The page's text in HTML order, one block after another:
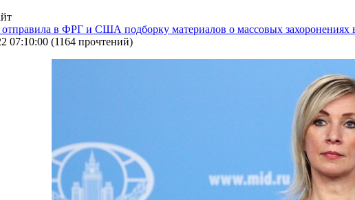
в ФРГ и США подборку материалов о массовых захоронениях
07:10:00 (1164 прочтений)